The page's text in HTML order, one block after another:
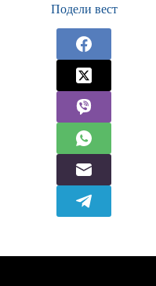
Подели вест